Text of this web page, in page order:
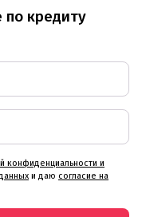
кредиту
конфиденциальности и
и даю согласие на